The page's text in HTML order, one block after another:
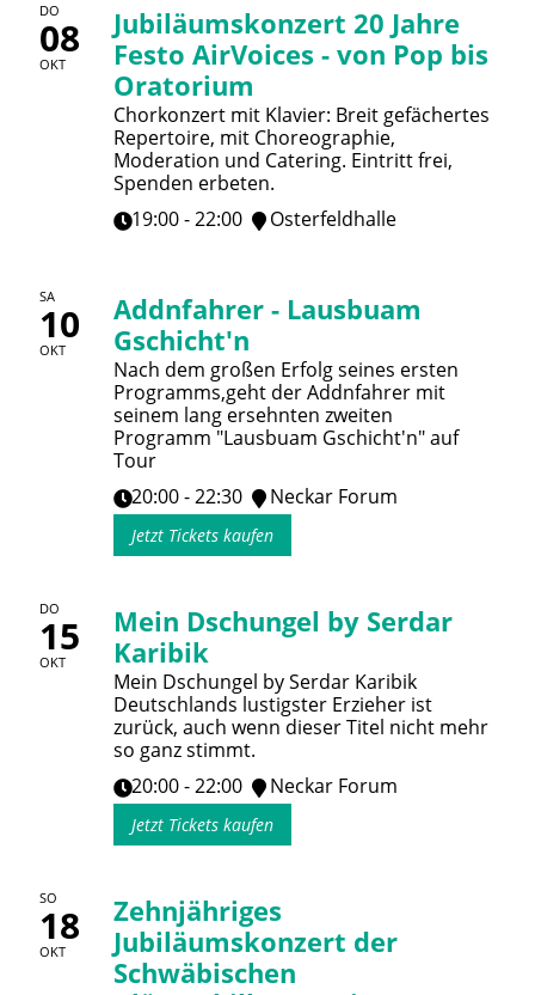
DO
08
OKT
Jubiläumskonzert 20 Jahre
Festo AirVoices - von Pop bis
Oratorium
Chorkonzert mit Klavier: Breit gefächertes
Repertoire, mit Choreographie,
Moderation und Catering. Eintritt frei,
Spenden erbeten.
19:00 - 22:00
Osterfeldhalle
SA
10
OKT
Addnfahrer - Lausbuam
Gschicht'n
Nach dem großen Erfolg seines ersten
Programms,geht der Addnfahrer mit
seinem lang ersehnten zweiten
Programm "Lausbuam Gschicht'n" auf
Tour
20:00 - 22:30
Neckar Forum
Jetzt Tickets kaufen
DO
15
OKT
Mein Dschungel by Serdar
Karibik
Mein Dschungel by Serdar Karibik
Deutschlands lustigster Erzieher ist
zurück, auch wenn dieser Titel nicht mehr
so ganz stimmt.
20:00 - 22:00
Neckar Forum
Jetzt Tickets kaufen
SO
18
OKT
Zehnjähriges
Jubiläumskonzert der
Schwäbischen